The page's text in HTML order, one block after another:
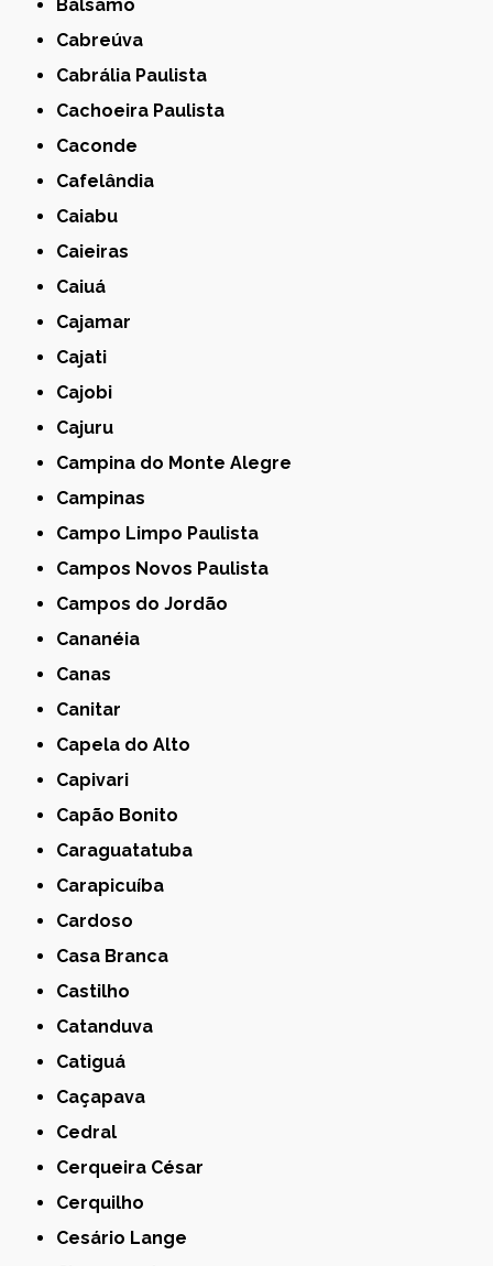
Bálsamo
Cabreúva
Cabrália Paulista
Cachoeira Paulista
Caconde
Cafelândia
Caiabu
Caieiras
Caiuá
Cajamar
Cajati
Cajobi
Cajuru
Campina do Monte Alegre
Campinas
Campo Limpo Paulista
Campos Novos Paulista
Campos do Jordão
Cananéia
Canas
Canitar
Capela do Alto
Capivari
Capão Bonito
Caraguatatuba
Carapicuíba
Cardoso
Casa Branca
Castilho
Catanduva
Catiguá
Caçapava
Cedral
Cerqueira César
Cerquilho
Cesário Lange